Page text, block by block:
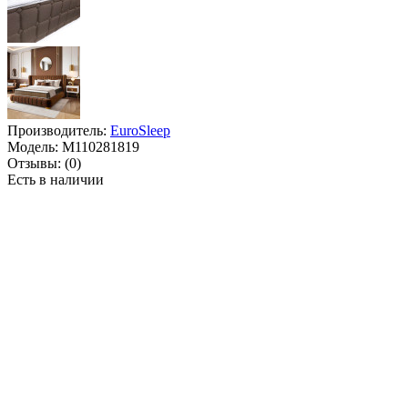
Производитель: EuroSleep
Модель: M110281819
Отзывы: (0)
Есть в наличии